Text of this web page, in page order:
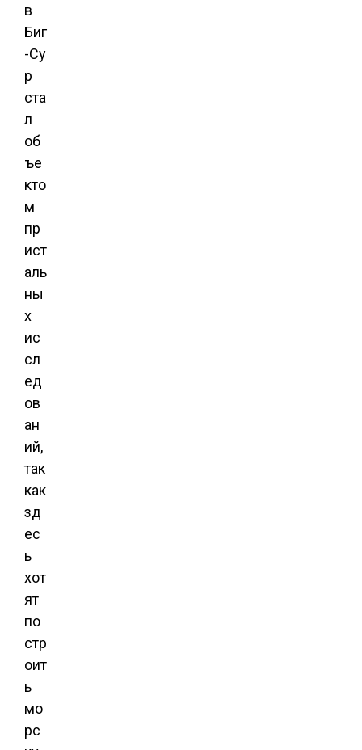
в
Биг
-Су
р
ста
л
об
ъе
кто
м
пр
ист
аль
ны
х
ис
сл
ед
ов
ан
ий,
так
как
зд
ес
ь
хот
ят
по
стр
оит
ь
мо
рс